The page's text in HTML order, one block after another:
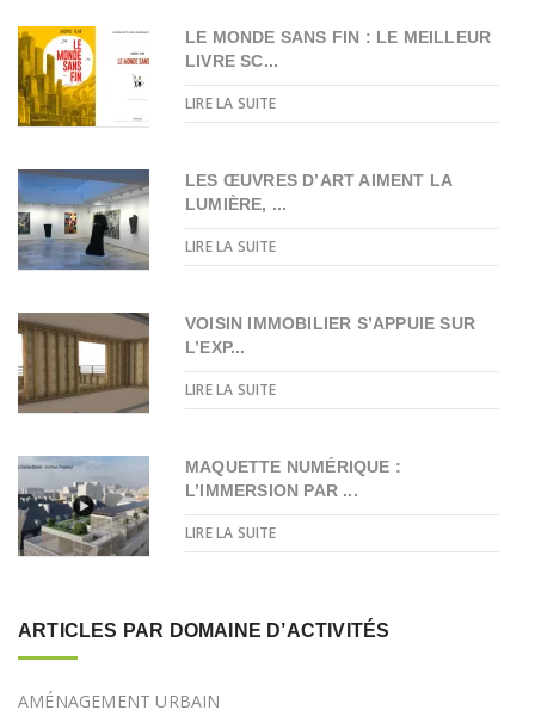
LE MONDE SANS FIN : LE MEILLEUR
LIVRE SC...
LIRE LA SUITE
LES ŒUVRES D’ART AIMENT LA
LUMIÈRE, ...
LIRE LA SUITE
VOISIN IMMOBILIER S’APPUIE SUR
L’EXP...
LIRE LA SUITE
MAQUETTE NUMÉRIQUE :
L’IMMERSION PAR ...
LIRE LA SUITE
ARTICLES PAR DOMAINE D’ACTIVITÉS
AMÉNAGEMENT URBAIN